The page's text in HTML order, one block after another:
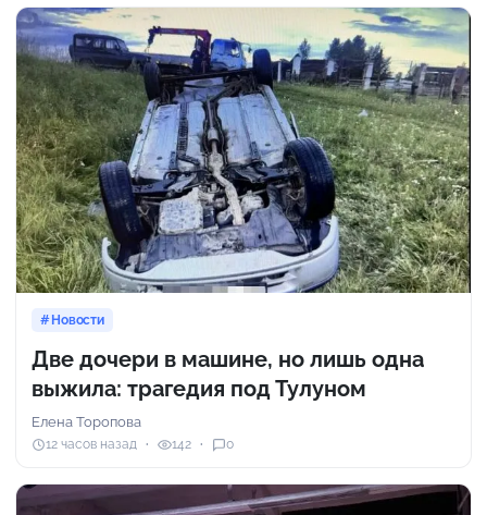
Новости
Две дочери в машине, но лишь одна
выжила: трагедия под Тулуном
Елена Торопова
12 часов назад 142 0